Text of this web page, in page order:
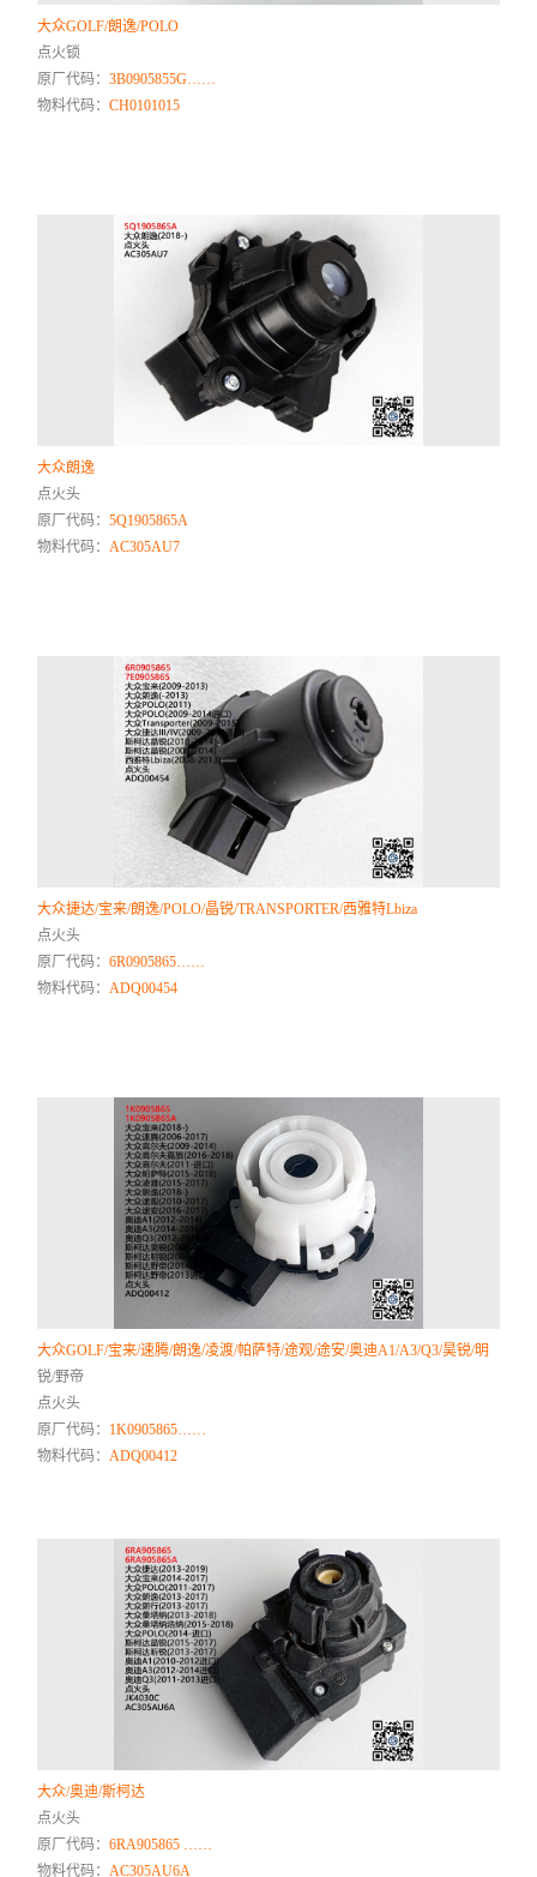
大众GOLF/朗逸/POLO
点火锁
原厂代码：3B0905855G……
物料代码：CH0101015
大众朗逸
点火头
原厂代码：5Q1905865A
物料代码：AC305AU7
大众捷达/宝来/朗逸/POLO/晶锐/TRANSPORTER/西雅特Lbiza
点火头
原厂代码：6R0905865……
物料代码：ADQ00454
大众GOLF/宝来/速腾/朗逸/凌渡/帕萨特/途观/途安/奥迪A1/A3/Q3/昊锐/明
锐/野帝
点火头
原厂代码： 1K0905865……
物料代码：ADQ00412
大众/奥迪/斯柯达
点火头
原厂代码：6RA905865 ……
物料代码： AC305AU6A